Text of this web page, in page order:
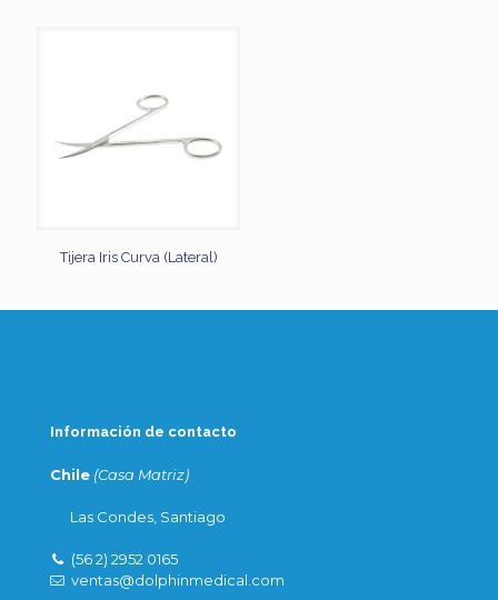
Tijera Iris Curva (Lateral)
Información de contacto
Chile (Casa Matriz)
Las Condes, Santiago
(56 2) 2952 0165
ventas@dolphinmedical.com